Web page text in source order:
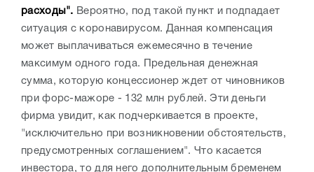
расходы". Вероятно, под такой пункт и подпадает
ситуация с коронавирусом. Данная компенсация
может выплачиваться ежемесячно в течение
максимум одного года. Предельная денежная
сумма, которую концессионер ждет от чиновников
при форс-мажоре - 132 млн рублей. Эти деньги
фирма увидит, как подчеркивается в проекте,
"исключительно при возникновении обстоятельств,
предусмотренных соглашением". Что касается
инвестора, то для него дополнительным бременем